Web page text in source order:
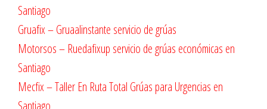
Santiago
Gruafix – Gruaalinstante servicio de grúas
Motorsos – Ruedafixup servicio de grúas económicas en
Santiago
Mecfix – Taller En Ruta Total Grúas para Urgencias en
Santiago